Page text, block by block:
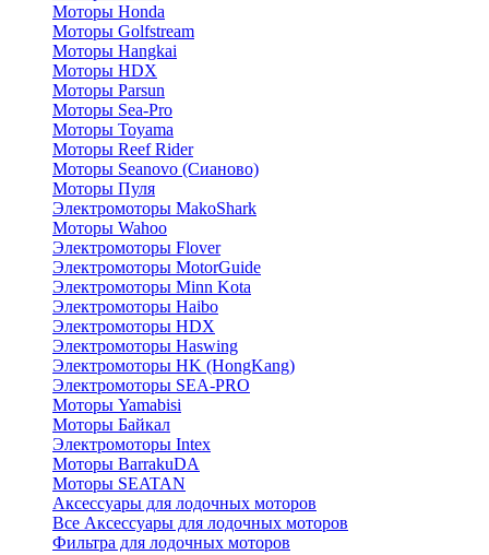
Моторы Honda
Моторы Golfstream
Моторы Hangkai
Моторы HDX
Моторы Parsun
Моторы Sea-Pro
Моторы Toyama
Моторы Reef Rider
Моторы Seanovo (Сианово)
Моторы Пуля
Электромоторы MakoShark
Моторы Wahoo
Электромоторы Flover
Электромоторы MotorGuide
Электромоторы Minn Kota
Электромоторы Haibo
Электромоторы HDX
Электромоторы Haswing
Электромоторы HK (HongKang)
Электромоторы SEA-PRO
Моторы Yamabisi
Моторы Байкал
Электромоторы Intex
Моторы BarrakuDA
Моторы SEATAN
Аксессуары для лодочных моторов
Все Аксессуары для лодочных моторов
Фильтра для лодочных моторов